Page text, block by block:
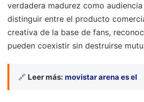
verdadera madurez como
distinguir entre el producto
creativa de la base de fans,
pueden coexistir sin destruirse
🔗 Leer más: movistar arena es el